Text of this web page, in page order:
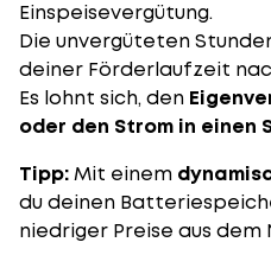
Einspeisevergütung.
Die unvergüteten
deiner Förderlaufzeit
Es lohnt sich, den
oder den Strom in einen
Tipp:Mit einem
du deinen
niedriger Preise aus